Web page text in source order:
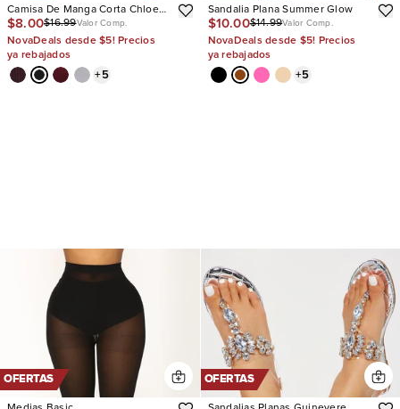
Camisa De Manga Corta Chloe
Crew Neck
$8.00$16.99Valor Comp.
NovaDeals desde $5! Precios
ya rebajados
+5
Sandalia Plana Summer Glow
$10.00$14.99Valor Comp.
NovaDeals desde $5! Precios
ya rebajados
+5
OFERTAS OFERTAS